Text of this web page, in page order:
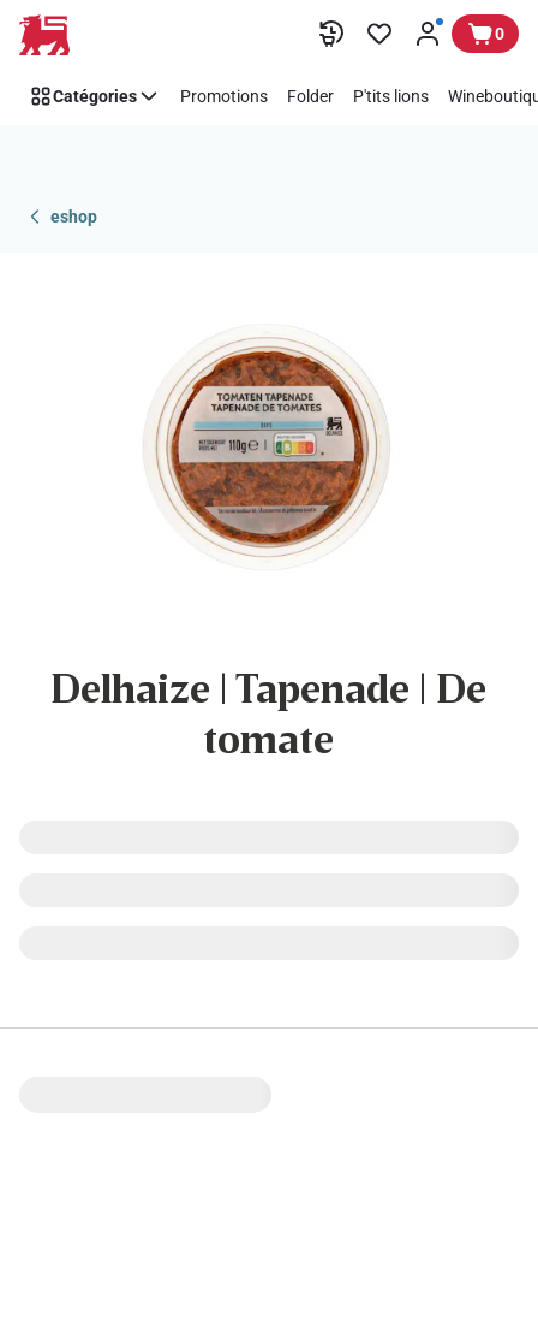
Passer 0
Catégories Promotions Folder P'tits lions
eshop
Delhaize | Tapenade | De
tomate